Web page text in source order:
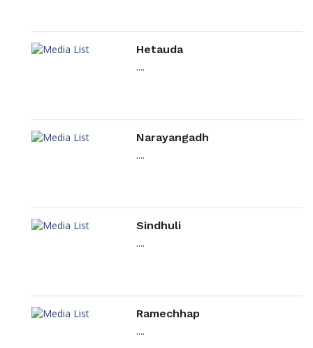
Hetauda
....
Narayangadh
....
Sindhuli
....
Ramechhap
....